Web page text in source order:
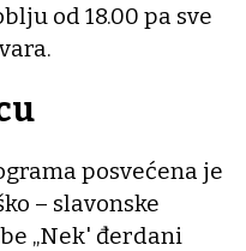
od 18.00 pa sve
posvećena je
– slavonske
„Nek' đerdani